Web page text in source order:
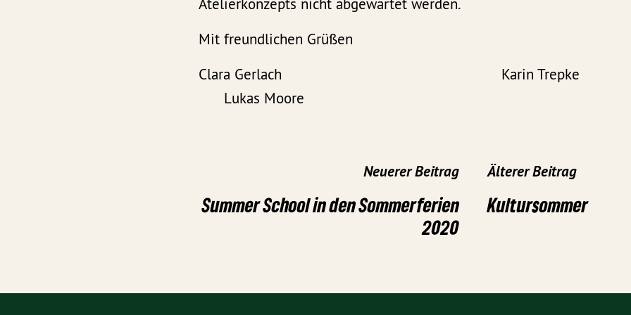
Mit freundlichen Grüßen
Clara Gerlach Karin
Lukas Moore
Neuerer Beitrag
Summer School in den Sommerferien
2020
Älterer Beitrag
Kultursommer